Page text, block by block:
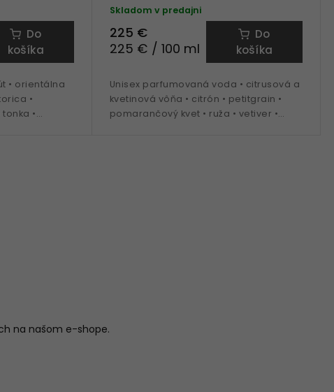
Do
košíka
• orientálna
•
•
Skladom v predajni
225 €
225 € / 100 ml
Do
košíka
Unisex parfumovaná voda • citrusová a
kvetinová vôňa • citrón • petitgrain •
pomarančový kvet • ruža • vetiver •
na našom e-shope.